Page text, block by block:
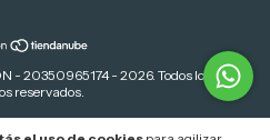
- 20350965174 - 2026. Todos los
reservados.